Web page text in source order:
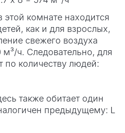
этой комнате находится
как и для взрослых,
свежего воздуха
м³/ч. Следовательно, для
по количеству людей:
также обитает один
предыдущему: L